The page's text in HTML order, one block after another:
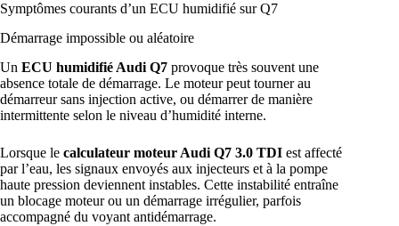
Symptômes courants d’un ECU humidifié sur Q7
Démarrage impossible ou aléatoire
Un ECU humidifié Audi Q7 provoque très souvent une
absence totale de démarrage. Le moteur peut tourner au
démarreur sans injection active, ou démarrer de manière
intermittente selon le niveau d’humidité interne.
Lorsque le calculateur moteur Audi Q7 3.0 TDI est affecté
par l’eau, les signaux envoyés aux injecteurs et à la pompe
haute pression deviennent instables. Cette instabilité entraîne
un blocage moteur ou un démarrage irrégulier, parfois
accompagné du voyant antidémarrage.